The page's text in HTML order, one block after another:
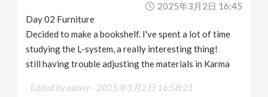
2025年3月2日 16:45
Day 02 Furniture
Decided to make a bookshelf. I've spent a lot of time
studying the L-system, a really interesting thing!
still having trouble adjusting the materials in Karma
Edited by alexvr - 2025年3月2日 16:58:21